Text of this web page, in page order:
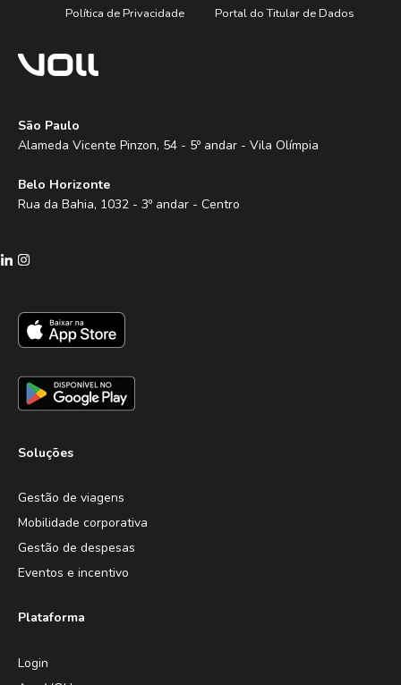
Política de Privacidade Portal do Titular de Dados
São Paulo
Alameda Vicente Pinzon, 54 - 5º andar - Vila Olímpia
Belo Horizonte
Rua da Bahia, 1032 - 3º andar - Centro
Soluções
Gestão de viagens
Mobilidade corporativa
Gestão de despesas
Eventos e incentivo
Plataforma
Login